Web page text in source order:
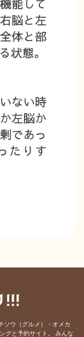
ソウ（グルメ）・オメカ
グと予約サイト。
みんな